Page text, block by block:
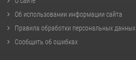
Об использовании информации сайта
Правила обработки персональных данных
Сообщить об ошибках